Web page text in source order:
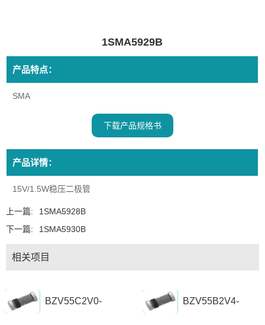
1SMA5929B
产品特点：
SMA
下载产品规格书
产品详情：
15V/1.5W稳压二极管
上一篇:
1SMA5928B
下一篇:
1SMA5930B
相关项目
BZV55C2V0- BZV55B2V4-